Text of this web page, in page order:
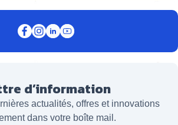
d’information
actualités, offres et innovations
dans votre boîte mail.